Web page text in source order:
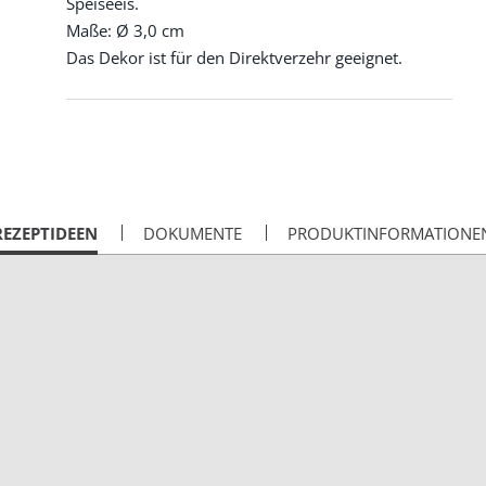
Maße: Ø 3,0 cm
Das Dekor ist für den Direktverzehr geeignet.
DOKUMENTE